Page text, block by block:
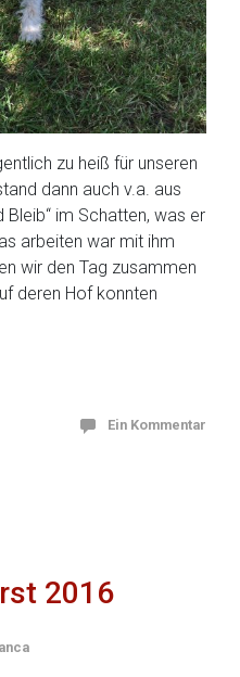
zu heiß für unseren
dann auch v.a. aus
Bleib“ im Schatten, was er
arbeiten war mit ihm
wir den Tag zusammen
deren Hof konnten
Ein Kommentar
2016